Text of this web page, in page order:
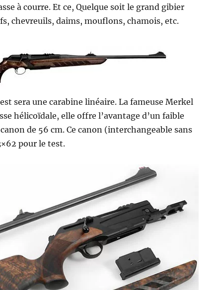
à courre. Et ce, Quelque soit le grand gibier
chevreuils, daims, mouflons, chamois, etc.
sera une carabine linéaire. La fameuse Merkel
hélicoïdale, elle offre l’avantage d’un faible
de 56 cm. Ce canon (interchangeable sans
pour le test.